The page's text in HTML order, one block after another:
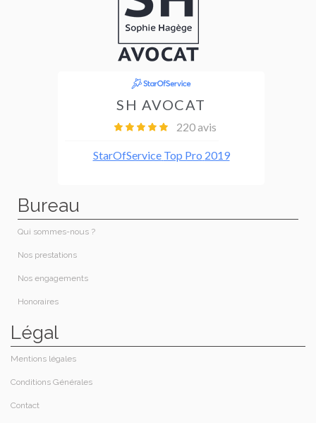
Bureau
Qui sommes-nous ?​
Nos prestations​
Nos engagements
Honoraires​
Légal
Contact
Mentions légales
Conditions Générales